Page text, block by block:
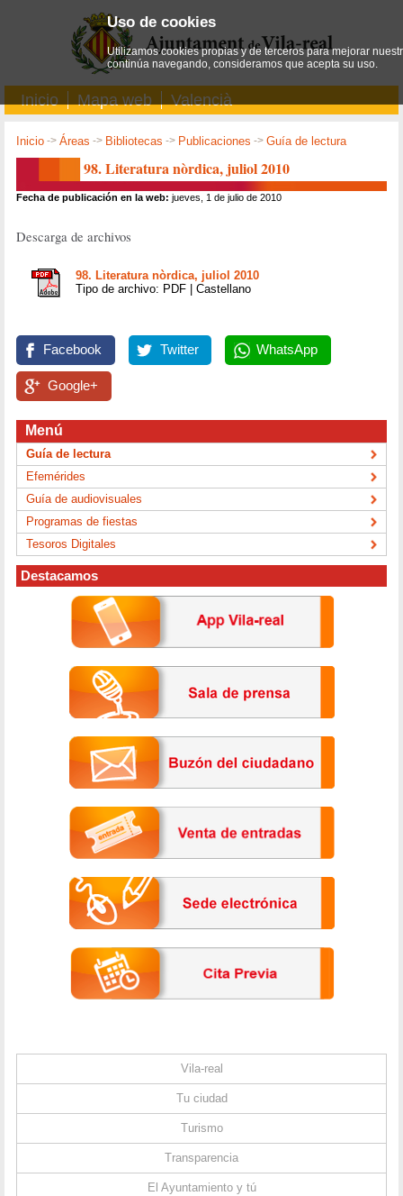
Inicio Mapa web Valencià
Inicio ->Áreas -> Bibliotecas -> Publicaciones ->Guía de lectura
98. Literatura nòrdica, juliol 2010
Fecha de publicación en la web: jueves, 1 de julio de 2010
Descarga de archivos
98. Literatura nòrdica, juliol 2010
Tipo de archivo: PDF | Castellano
Facebook Twitter WhatsApp
Google+
Menú
Guía de lectura
Efemérides
Guía de audiovisuales
Programas de fiestas
Tesoros Digitales
Destacamos
Vila-real
Tu ciudad
Turismo
Transparencia
El Ayuntamiento y tú
Uso de cookies
Utilizamos cookies propias y de terceros para mejorar
continúa navegando, consideramos que acepta su uso.